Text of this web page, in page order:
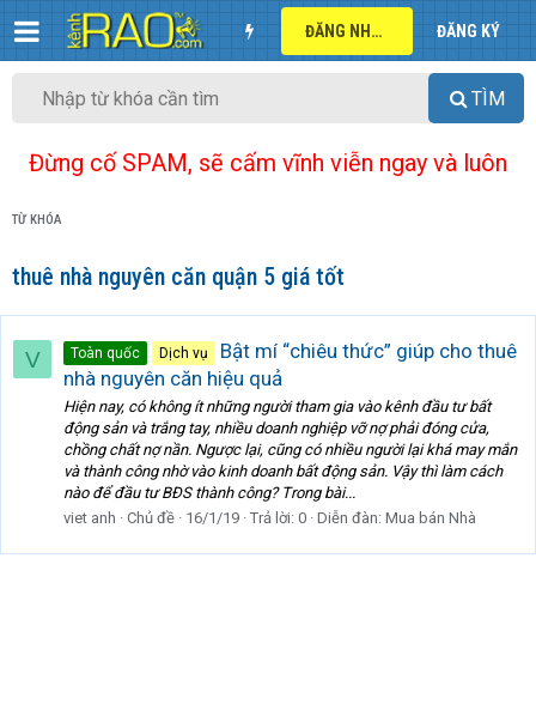
ĐĂNG NHẬP ĐĂNG KÝ
TÌM
Đừng cố SPAM, sẽ cấm vĩnh viễn ngay và luôn
TỪ KHÓA
thuê nhà nguyên căn quận 5 giá tốt
V Toàn quốc Dịch vụ
Bật mí “chiêu thức” giúp cho thuê
nhà nguyên căn hiệu quả
Hiện nay, có không ít những người tham gia vào kênh đầu tư bất
động sản và trắng tay, nhiều doanh nghiệp vỡ nợ phải đóng cửa,
chồng chất nợ nần. Ngược lại, cũng có nhiều người lại khá may mắn
và thành công nhờ vào kinh doanh bất động sản. Vậy thì làm cách
nào để đầu tư BĐS thành công? Trong bài...
viet anh
Chủ đề 16/1/19 Trả lời: 0 Diễn đàn: Mua bán Nhà